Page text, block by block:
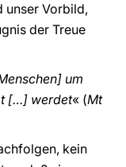
unser Vorbild,
der Treue
um
[…] werdet« (Mt
kein